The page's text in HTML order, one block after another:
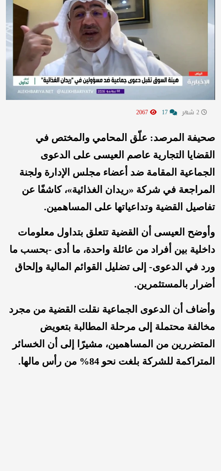
صحيفة المرصد: علّق المحامي والمختص في
القضايا التجارية عاصم العيسى على الدعوى
الجماعية المقامة ضد أعضاء مجلس الإدارة ولجنة
المراجعة في شركة «ريدان الغذائية»، كاشفًا عن
تفاصيل القضية وتداعياتها على المساهمين.
وأوضح العيسى أن القضية تتعلق بتداول معلومات
داخلية بين أفراد من عائلة واحدة، ما أدى -بحسب ما
ورد في الدعوى- إلى تضليل القوائم المالية وإلحاق
أضرار بالمستثمرين.
وأضاف أن الدعوى الجماعية نقلت القضية من مجرد
مخالفة محتملة إلى مرحلة المطالبة بتعويض
المتضررين من المساهمين، مشيرًا إلى أن الخسائر
المتراكمة للشركة بلغت نحو 84% من رأس مالها.